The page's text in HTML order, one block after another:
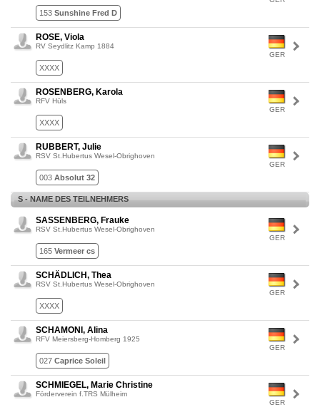
153 Sunshine Fred D
GER
ROSE, Viola
RV Seydlitz Kamp 1884
XXXX
GER
ROSENBERG, Karola
RFV Hüls
XXXX
GER
RUBBERT, Julie
RSV St.Hubertus Wesel-Obrighoven
003 Absolut 32
S - NAME DES TEILNEHMERS
GER
SASSENBERG, Frauke
RSV St.Hubertus Wesel-Obrighoven
165 Vermeer cs
GER
SCHÄDLICH, Thea
RSV St.Hubertus Wesel-Obrighoven
XXXX
GER
SCHAMONI, Alina
RFV Meiersberg-Homberg 1925
027 Caprice Soleil
GER
SCHMIEGEL, Marie Christine
Förderverein f.TRS Mülheim